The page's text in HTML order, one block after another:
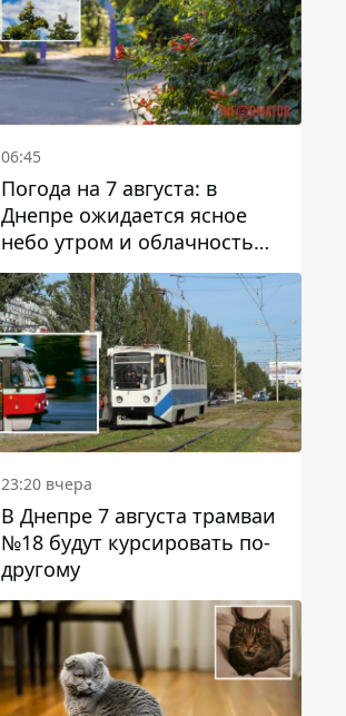
06:45
Погода на 7 августа: в
Днепре ожидается ясное
небо утром и облачность
после обеда
23:20 вчера
В Днепре 7 августа трамваи
№18 будут курсировать по-
другому